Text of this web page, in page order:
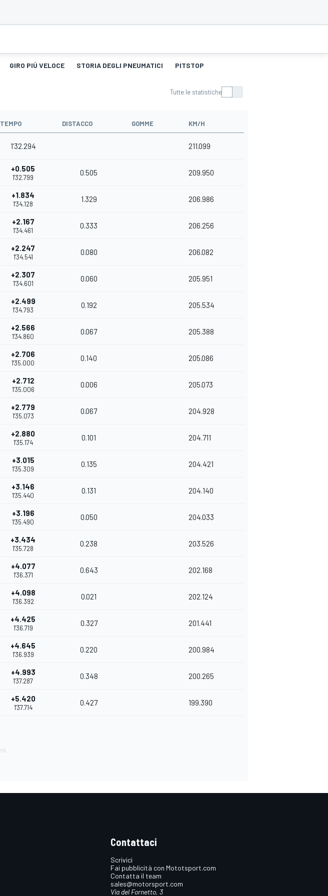
GIRO PIÙ VELOCE STORIA DEGLI PNEUMATICI PITSTOP
Tutte le statistiche
TEMPO DISTACCO GOMME KM/H
1'32.294 211.099
+0.505
1'32.799
0.505 209.950
+1.834
1'34.128
1.329 206.986
+2.167
1'34.461
0.333 206.256
+2.247
1'34.541
0.080 206.082
+2.307
1'34.601
0.060 205.951
+2.499
1'34.793
0.192 205.534
+2.566
1'34.860
0.067 205.388
+2.706
1'35.000
0.140 205.086
+2.712
1'35.006
0.006 205.073
+2.779
1'35.073
0.067 204.928
+2.880
1'35.174
0.101 204.711
+3.015
1'35.309
0.135 204.421
+3.146
1'35.440
0.131 204.140
+3.196
1'35.490
0.050 204.033
+3.434
1'35.728
0.238 203.526
+4.077
1'36.371
0.643 202.168
+4.098
1'36.392
0.021 202.124
+4.425
1'36.719
0.327 201.441
+4.645
1'36.939
0.220 200.984
+4.993
1'37.287
0.348 200.265
+5.420
1'37.714
0.427 199.390
Contattaci
Scrivici
Fai pubblicità con Mototsport.com
Contatta il team
sales@motorsport.com
Via del Fornetto, 3